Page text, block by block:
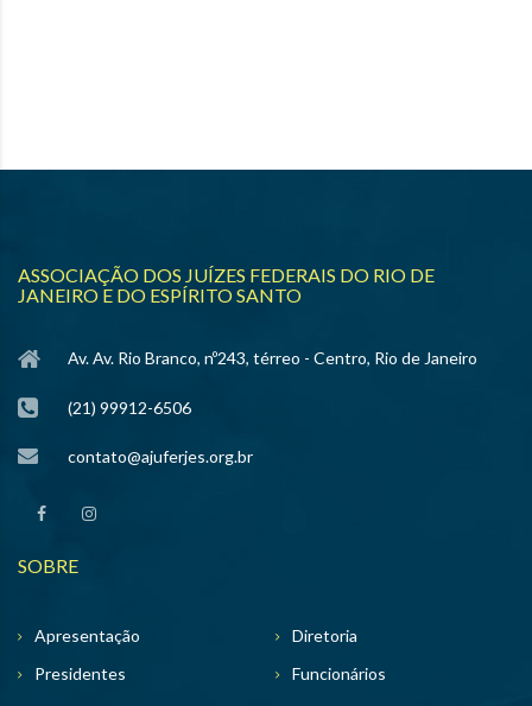
ASSOCIAÇÃO DOS JUÍZES FEDERAIS DO RIO DE
JANEIRO E DO ESPÍRITO SANTO
Av. Av. Rio Branco, nº243, térreo - Centro, Rio de Janeiro
(21) 99912-6506
contato@ajuferjes.org.br
SOBRE
Apresentação
Diretoria
Presidentes
Funcionários